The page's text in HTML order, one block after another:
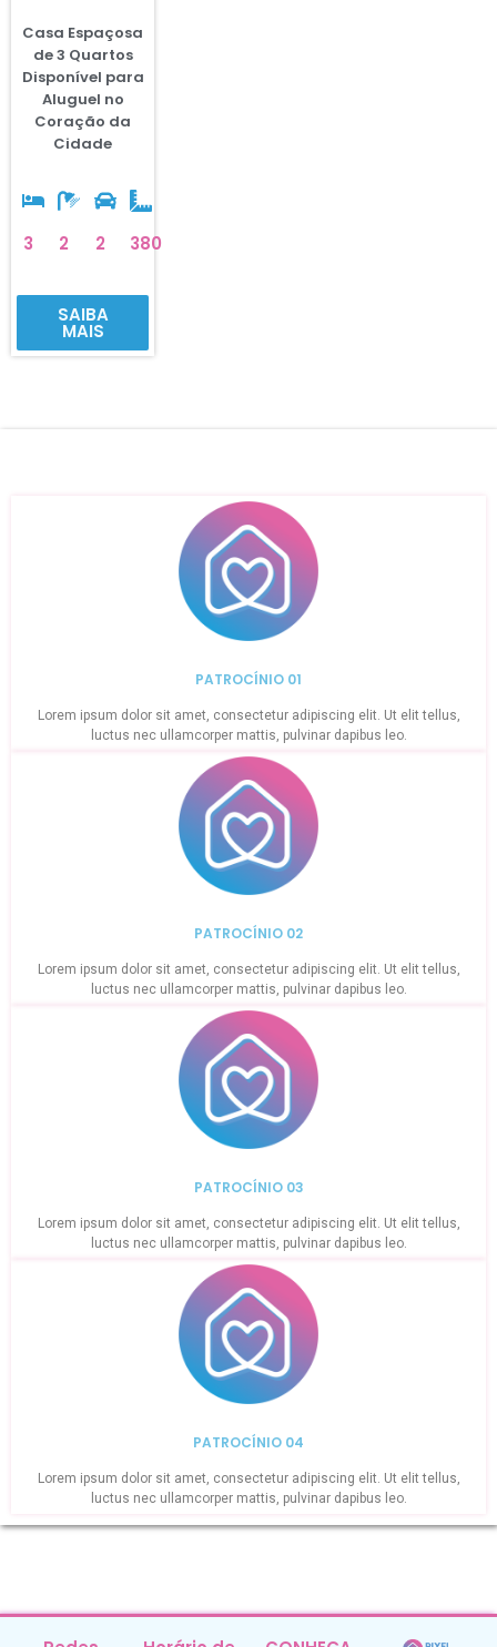
Casa Espaçosa
de 3 Quartos
Disponível para
Aluguel no
Coração da
Cidade
3 2 2 380
SAIBA
MAIS
PATROCÍNIO 01
Lorem ipsum dolor sit amet, consectetur adipiscing elit. Ut elit tellus,
luctus nec ullamcorper mattis, pulvinar dapibus leo.
PATROCÍNIO 02
Lorem ipsum dolor sit amet, consectetur adipiscing elit. Ut elit tellus,
luctus nec ullamcorper mattis, pulvinar dapibus leo.
PATROCÍNIO 03
Lorem ipsum dolor sit amet, consectetur adipiscing elit. Ut elit tellus,
luctus nec ullamcorper mattis, pulvinar dapibus leo.
PATROCÍNIO 04
Lorem ipsum dolor sit amet, consectetur adipiscing elit. Ut elit tellus,
luctus nec ullamcorper mattis, pulvinar dapibus leo.